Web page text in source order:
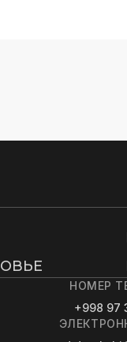
НОМЕР
+998 97